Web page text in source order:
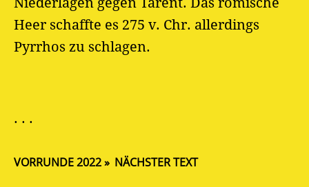
Heer schaffte es 275 v. Chr. allerdings
Pyrrhos zu schlagen.
. . .
VORRUNDE 2022 NÄCHSTER TEXT